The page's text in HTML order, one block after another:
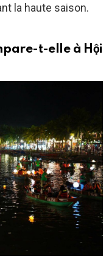
la haute saison.
t-elle à Hội